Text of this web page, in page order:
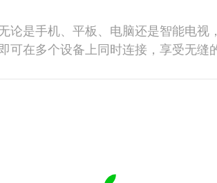
论是手机、平板、电脑还是智能电视
可在多个设备上同时连接，享受无缝